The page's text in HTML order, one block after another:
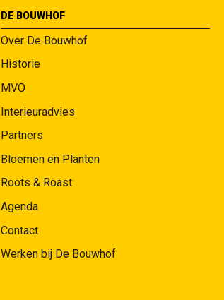
DE BOUWHOF
Over De Bouwhof
Historie
MVO
Interieuradvies
Partners
Bloemen en Planten
Roots & Roast
Agenda
Contact
Werken bij De Bouwhof